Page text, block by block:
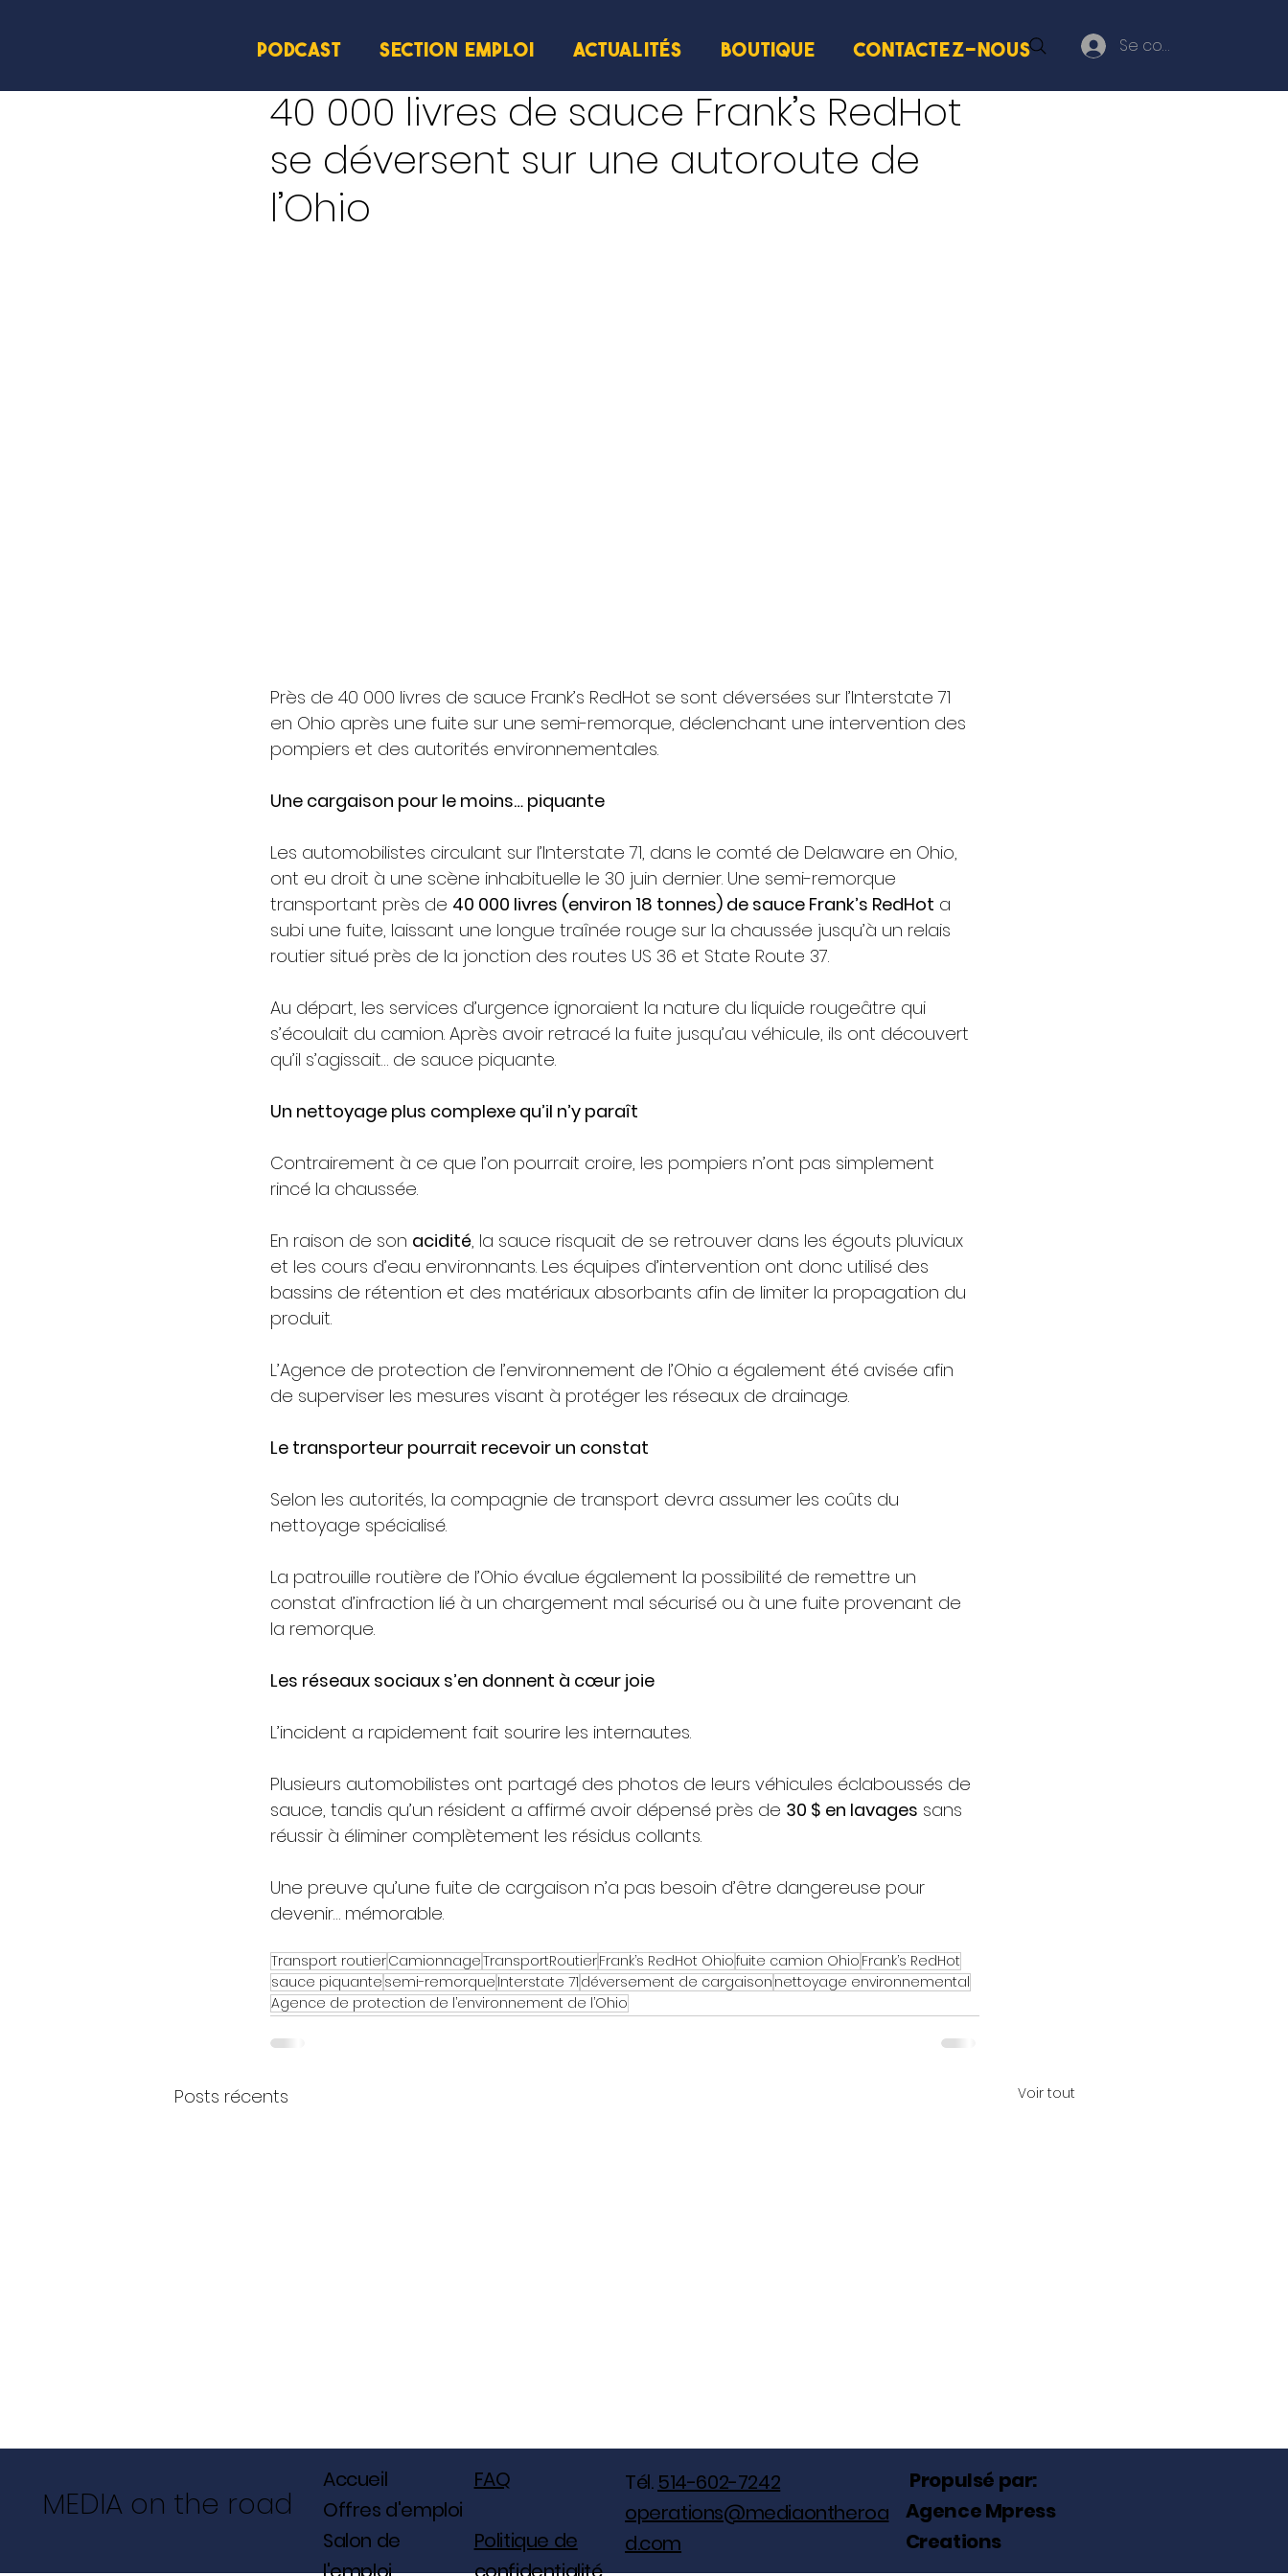
Se connecter
PODCAST SECTION EMPLOI ACTUALITÉS BOUTIQUE Contactez-nous
40 000 livres de sauce Frank’s RedHot
se déversent sur une autoroute de
l’Ohio
Près de 40 000 livres de sauce Frank’s RedHot se sont déversées sur l’Interstate 71
en Ohio après une fuite sur une semi-remorque, déclenchant une intervention des
pompiers et des autorités environnementales.
Une cargaison pour le moins… piquante
Les automobilistes circulant sur l’Interstate 71, dans le comté de Delaware en Ohio,
ont eu droit à une scène inhabituelle le 30 juin dernier. Une semi-remorque
transportant près de 40 000 livres (environ 18 tonnes) de sauce Frank’s RedHot a
subi une fuite, laissant une longue traînée rouge sur la chaussée jusqu’à un relais
routier situé près de la jonction des routes US 36 et State Route 37.
Au départ, les services d’urgence ignoraient la nature du liquide rougeâtre qui
s’écoulait du camion. Après avoir retracé la fuite jusqu’au véhicule, ils ont découvert
qu’il s’agissait… de sauce piquante.
Un nettoyage plus complexe qu’il n’y paraît
Contrairement à ce que l’on pourrait croire, les pompiers n’ont pas simplement
rincé la chaussée.
En raison de son acidité, la sauce risquait de se retrouver dans les égouts pluviaux
et les cours d’eau environnants. Les équipes d’intervention ont donc utilisé des
bassins de rétention et des matériaux absorbants afin de limiter la propagation du
produit.
L’Agence de protection de l’environnement de l’Ohio a également été avisée afin
de superviser les mesures visant à protéger les réseaux de drainage.
Le transporteur pourrait recevoir un constat
Selon les autorités, la compagnie de transport devra assumer les coûts du
nettoyage spécialisé.
La patrouille routière de l’Ohio évalue également la possibilité de remettre un
constat d’infraction lié à un chargement mal sécurisé ou à une fuite provenant de
la remorque.
Les réseaux sociaux s’en donnent à cœur joie
L’incident a rapidement fait sourire les internautes.
Plusieurs automobilistes ont partagé des photos de leurs véhicules éclaboussés de
sauce, tandis qu’un résident a affirmé avoir dépensé près de 30 $ en lavages sans
réussir à éliminer complètement les résidus collants.
Une preuve qu’une fuite de cargaison n’a pas besoin d’être dangereuse pour
devenir… mémorable.
Transport routierCamionnageTransportRoutierFrank’s RedHot Ohiofuite camion Ohio Frank’s RedHot
sauce piquante semi-remorque Interstate 71 déversement de cargaison nettoyage environnemental
Agence de protection de l’environnement de l’Ohio
Posts récents Voir tout
Accueil
Offres d'emploi
Salon de
FAQ
Politique de
Tél. 514-602-7242
operations@mediaontheroa
d.com
Propulsé par:
Agence Mpress
Creations
MEDIA on the road